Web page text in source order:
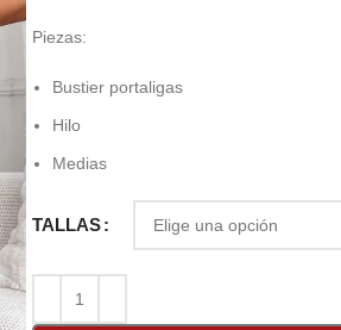
Piezas:
Bustier portaligas
Hilo
Medias
TALLAS